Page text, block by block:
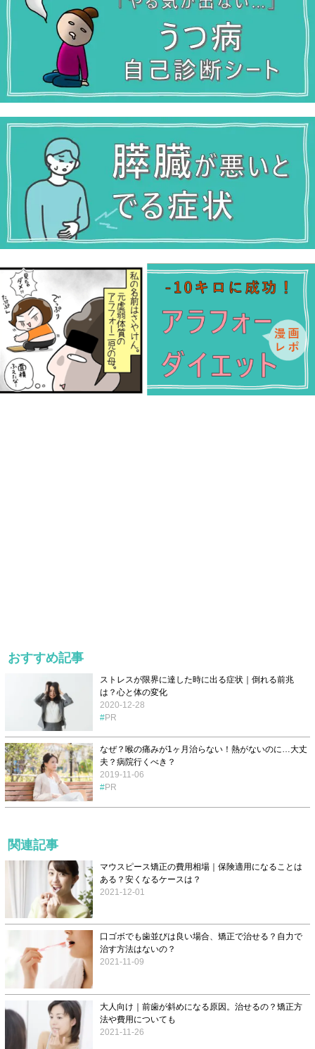
おすすめ記事
ストレスが限界に達した時に出る症状｜倒れる前兆
は？心と体の変化
2020-12-28
PR
なぜ？喉の痛みが1ヶ月治らない！熱がないのに…大丈
夫？病院行くべき？
2019-11-06
PR
関連記事
マウスピース矯正の費用相場｜保険適用になることは
ある？安くなるケースは？
2021-12-01
口ゴボでも歯並びは良い場合、矯正で治せる？自力で
治す方法はないの？
2021-11-09
大人向け｜前歯が斜めになる原因。治せるの？矯正方
法や費用についても
2021-11-26